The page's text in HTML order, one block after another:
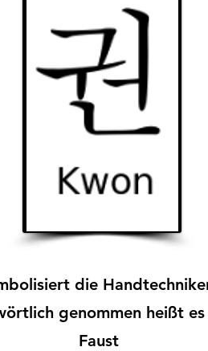
die
genommen heißt es
Faust